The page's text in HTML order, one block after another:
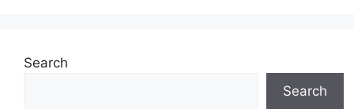
Search
Search